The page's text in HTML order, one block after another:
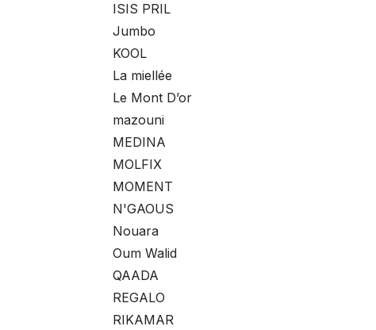
ISIS PRIL
Jumbo
KOOL
La miellée
Le Mont D’or
mazouni
MEDINA
MOLFIX
MOMENT
N'GAOUS
Nouara
Oum Walid
QAADA
REGALO
RIKAMAR